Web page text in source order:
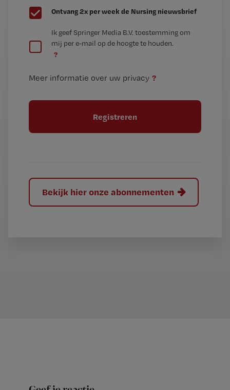
G
e
t
Ontvang 2x per week de Nursing nieuwsbrief
e
t
t
l
Ik geef Springer Media B.V. toestemming om
mij per e-mail op de hoogte te houden.
?
Meer informatie over uw privacy ?
Bekijk hier onze abonnementen